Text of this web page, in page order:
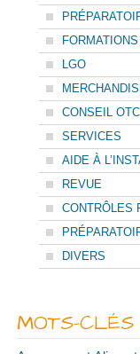
FORMATIONS
LGO
CONSEIL OTC
SERVICES
AIDE À
REVUE
CONTRÔLES
DIVERS
MOTS-CLÉS